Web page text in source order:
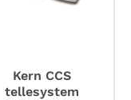
Kern CCS
tellesystem